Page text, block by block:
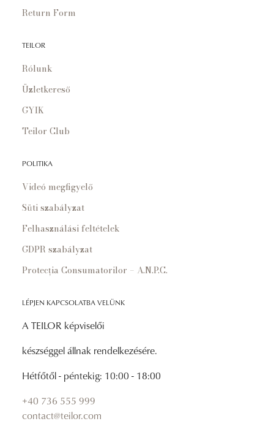
Return Form
TEILOR
Rólunk
Üzletkereső
GYIK
Teilor Club
POLITIKA
Videó megfigyelő
Süti szabályzat
Felhasználási feltételek
GDPR szabályzat
Protecția Consumatorilor – A.N.P.C.
LÉPJEN KAPCSOLATBA VELÜNK
A TEILOR képviselői
készséggel állnak rendelkezésére.
Hétfőtől - péntekig: 10:00 - 18:00
+40 736 555 999
contact@teilor.com